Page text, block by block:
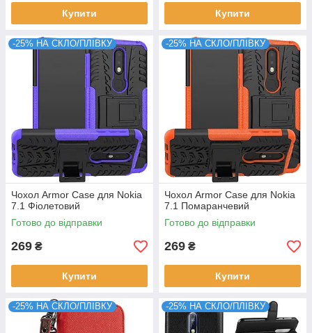
Купити Купити
-25% НА СКЛО/ПЛІВКУ
Чохол Armor Case для Nokia
7.1 Фіолетовий
Готово до відправки
269 ₴
Купити
-25% НА СКЛО/ПЛІВКУ
Чохол Armor Case для Nokia
7.1 Помаранчевий
Готово до відправки
269 ₴
Купити
-25% НА СКЛО/ПЛІВКУ -25% НА СКЛО/ПЛІВКУ